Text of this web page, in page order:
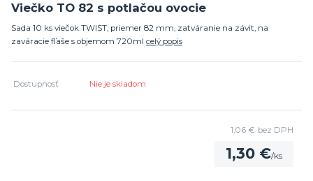
Viečko TO 82 s potlačou ovocie
Sada 10 ks viečok TWIST, priemer 82 mm, zatváranie na závit, na
zaváracie fľaše s objemom 720ml celý popis
Dostupnosť Nie je skladom
1,30 €/ks
1,06 € bez DPH